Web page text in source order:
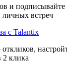
и
личных встреч
с Talantix
2 клика